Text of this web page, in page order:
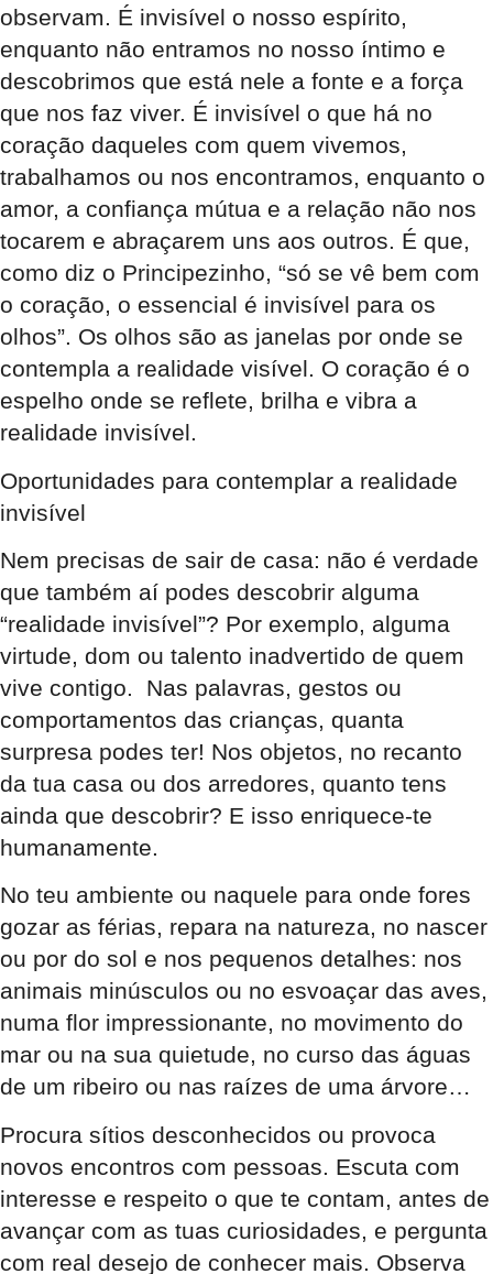
observam. É invisível o nosso espírito,
enquanto não entramos no nosso íntimo e
descobrimos que está nele a fonte e a força
que nos faz viver. É invisível o que há no
coração daqueles com quem vivemos,
trabalhamos ou nos encontramos, enquanto o
amor, a confiança mútua e a relação não nos
tocarem e abraçarem uns aos outros. É que,
como diz o Principezinho, “só se vê bem com
o coração, o essencial é invisível para os
olhos”. Os olhos são as janelas por onde se
contempla a realidade visível. O coração é o
espelho onde se reflete, brilha e vibra a
realidade invisível.
Oportunidades para contemplar a realidade
invisível
Nem precisas de sair de casa: não é verdade
que também aí podes descobrir alguma
“realidade invisível”? Por exemplo, alguma
virtude, dom ou talento inadvertido de quem
vive contigo. Nas palavras, gestos ou
comportamentos das crianças, quanta
surpresa podes ter! Nos objetos, no recanto
da tua casa ou dos arredores, quanto tens
ainda que descobrir? E isso enriquece-te
humanamente.
No teu ambiente ou naquele para onde fores
gozar as férias, repara na natureza, no nascer
ou por do sol e nos pequenos detalhes: nos
animais minúsculos ou no esvoaçar das aves,
numa flor impressionante, no movimento do
mar ou na sua quietude, no curso das águas
de um ribeiro ou nas raízes de uma árvore…
Procura sítios desconhecidos ou provoca
novos encontros com pessoas. Escuta com
interesse e respeito o que te contam, antes de
avançar com as tuas curiosidades, e pergunta
com real desejo de conhecer mais. Observa